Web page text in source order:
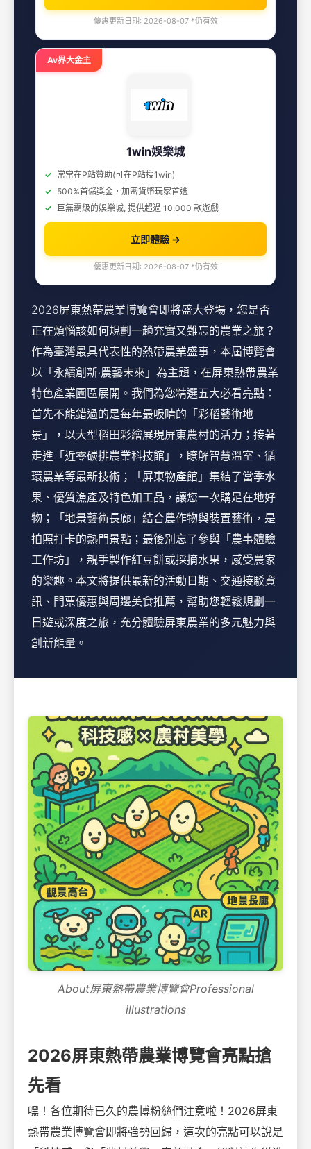
優惠更新日期: 2026-08-07 *仍有效
Av界大金主
1win娛樂城
常常在P站贊助(可在P站搜1win)
500%首儲獎金，加密貨幣玩家首選
巨無霸級的娛樂城, 提供超過 10,000 款遊戲
立即體驗 →
優惠更新日期: 2026-08-07 *仍有效
2026屏東熱帶農業博覽會即將盛大登場，您是否
正在煩惱該如何規劃一趟充實又難忘的農業之旅？
作為臺灣最具代表性的熱帶農業盛事，本屆博覽會
以「永續創新‧農藝未來」為主題，在屏東熱帶農業
特色產業園區展開。我們為您精選五大必看亮點：
首先不能錯過的是每年最吸睛的「彩稻藝術地
景」，以大型稻田彩繪展現屏東農村的活力；接著
走進「近零碳排農業科技館」，瞭解智慧溫室、循
環農業等最新技術；「屏東物產館」集結了當季水
果、優質漁產及特色加工品，讓您一次購足在地好
物；「地景藝術長廊」結合農作物與裝置藝術，是
拍照打卡的熱門景點；最後別忘了參與「農事體驗
工作坊」，親手製作紅豆餅或採摘水果，感受農家
的樂趣。本文將提供最新的活動日期、交通接駁資
訊、門票優惠與周邊美食推薦，幫助您輕鬆規劃一
日遊或深度之旅，充分體驗屏東農業的多元魅力與
創新能量。
About屏東熱帶農業博覽會Professional
illustrations
2026屏東熱帶農業博覽會亮點搶
先看
嘿！各位期待已久的農博粉絲們注意啦！2026屏東
熱帶農業博覽會即將強勢回歸，這次的亮點可以說是